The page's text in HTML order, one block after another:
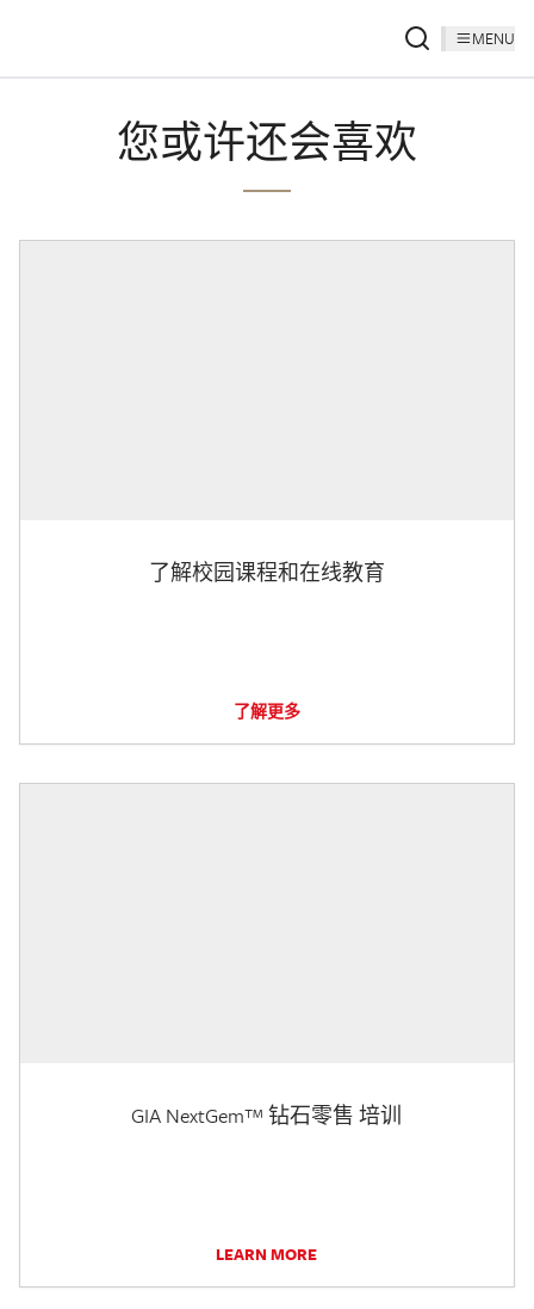
MENU
您或许还会喜欢
了解校园课程和在线教育
了解更多
GIA NextGem™ 钻石零售 培训
LEARN MORE